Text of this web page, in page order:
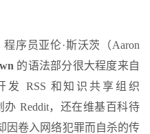
序员亚伦·斯沃茨（Aaron
的语法部分很大程度来自
RSS 和知识共享组织
办 Reddit，还在维基百科待
因卷入网络犯罪而自杀的传